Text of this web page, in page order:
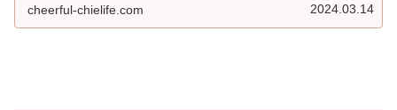
cheerful-chielife.com 2024.03.14